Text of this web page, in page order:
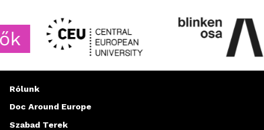
Rólunk
Doc Around Europe
Szabad Terek